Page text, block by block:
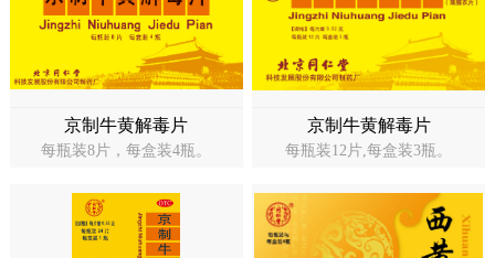
京制牛黄解毒片
每瓶装8片，每盒装4瓶。
京制牛黄解毒片
每瓶装12片,每盒装3瓶。